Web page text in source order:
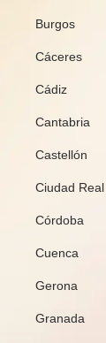
Burgos
Cáceres
Cádiz
Cantabria
Castellón
Ciudad Real
Córdoba
Cuenca
Gerona
Granada